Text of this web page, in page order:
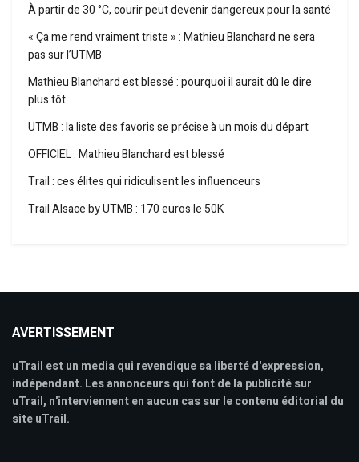
À partir de 30 °C, courir peut devenir dangereux pour la santé
« Ça me rend vraiment triste » : Mathieu Blanchard ne sera
pas sur l’UTMB
Mathieu Blanchard est blessé : pourquoi il aurait dû le dire
plus tôt
UTMB : la liste des favoris se précise à un mois du départ
OFFICIEL : Mathieu Blanchard est blessé
Trail : ces élites qui ridiculisent les influenceurs
Trail Alsace by UTMB : 170 euros le 50K
AVERTISSEMENT
uTrail est un media qui revendique sa liberté d'expression,
indépendant. Les annonceurs qui font de la publicité sur
uTrail, n'interviennent en aucun cas sur le contenu éditorial du
site uTrail.